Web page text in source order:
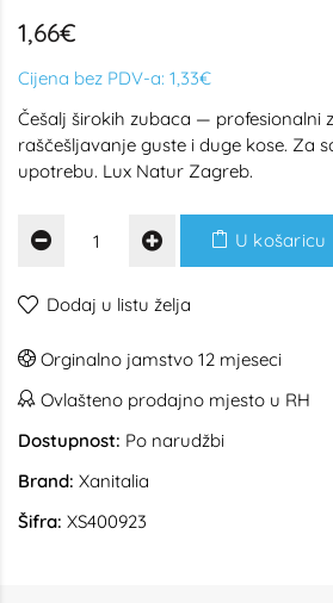
1,66€
Cijena bez PDV-a: 1,33€
Češalj širokih zubaca — profesionalni
raščešljavanje guste i duge kose. Za
upotrebu. Lux Natur Zagreb.
U košaricu
Dodaj u listu želja
Orginalno jamstvo 12 mjeseci
Ovlašteno prodajno mjesto u RH
Dostupnost: Po narudžbi
Brand: Xanitalia
Šifra: XS400923